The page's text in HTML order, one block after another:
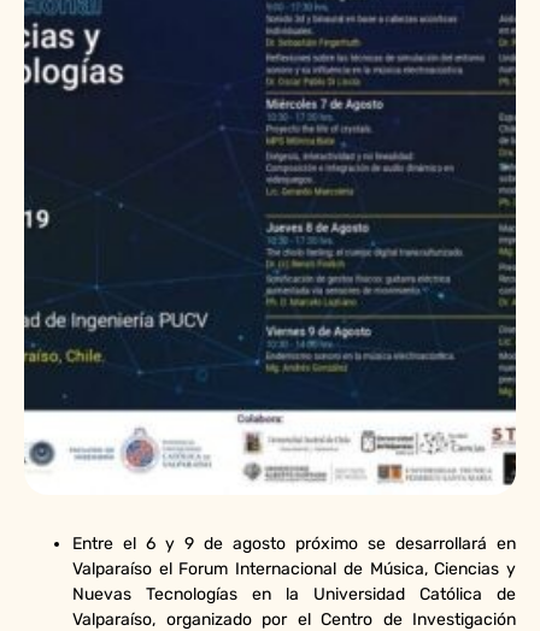
Entre el 6 y 9 de agosto próximo se desarrollará en
Valparaíso el Forum Internacional de Música, Ciencias y
Nuevas Tecnologías en la Universidad Católica de
Valparaíso, organizado por el Centro de Investigación